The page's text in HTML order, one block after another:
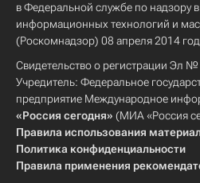
в Федеральной службе по надзору
информационных технологий и
(Роскомнадзор) 08 апреля 2014
Свидетельство о регистрации Эл
Учредитель: Федеральное
предприятие Международное
«Россия сегодня» (МИА «Россия
Правила использования
Политика конфиденциальности
Правила применения